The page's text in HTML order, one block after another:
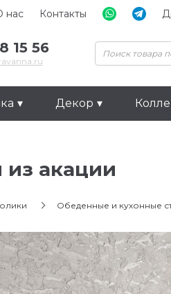
нас Контакты
15 56
Декор
акации
Обеденные и кухонные